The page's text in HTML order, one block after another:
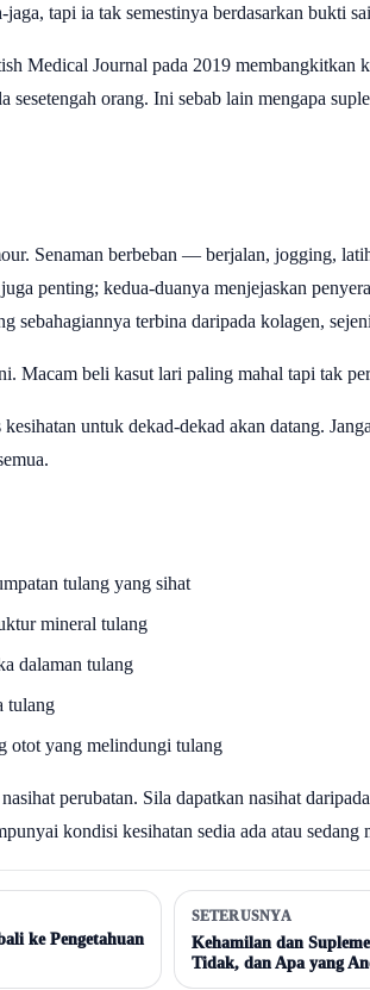
tapi ia tak semestinya berdasarkan bukti
Medical Journal pada 2019 membangkitkan
orang. Ini sebab lain mengapa
Senaman berbeban — berjalan, jogging,
penting; kedua-duanya menjejaskan
sebahagiannya terbina daripada kolagen,
Macam beli kasut lari paling mahal tapi tak
untuk dekad-dekad akan datang.
tulang yang sihat
mineral tulang
dalaman tulang
tulang
otot yang melindungi tulang
perubatan. Sila dapatkan nasihat
kondisi kesihatan sedia ada atau sedang
ke Pengetahuan
SETERUSNYA
Kehamilan dan
Tidak, dan Apa yang